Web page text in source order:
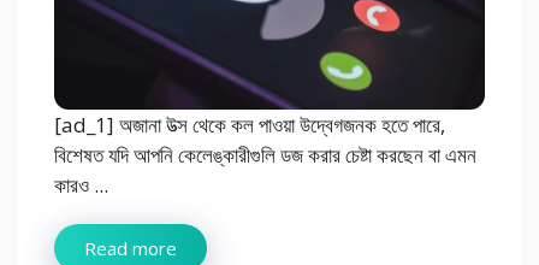
[ad_1] অজানা উত্স থেকে কল পাওয়া উদ্বেগজনক হতে পারে,
বিশেষত যদি আপনি কেলেঙ্কারীগুলি ডজ করার চেষ্টা করছেন বা এমন
কারও ...
Read more